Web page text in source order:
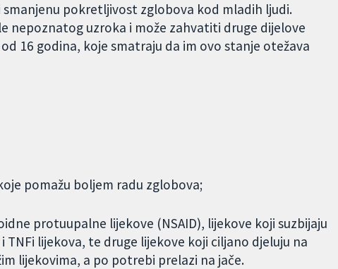
pokretljivost zglobova kod mladih ljudi.
nepoznatog uzroka i može zahvatiti druge dijelove
16 godina, koje smatraju da im ovo stanje otežava
pomažu boljem radu zglobova;
protuupalne lijekove (NSAID), lijekove koji suzbijaju
lijekova, te druge lijekove koji ciljano djeluju na
lijekovima, a po potrebi prelazi na jače.